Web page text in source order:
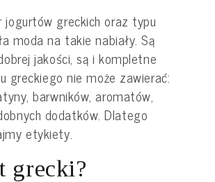
jogurtów greckich oraz typu
moda na takie nabiały. Są
jakości, są i kompletne
greckiego nie może zawierać:
barwników, aromatów,
dodatków. Dlatego
etykiety.
grecki?